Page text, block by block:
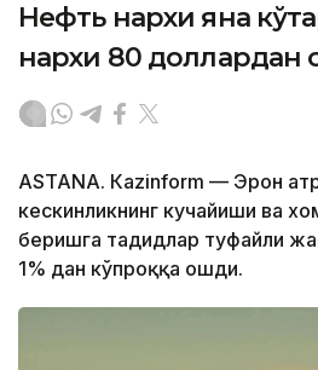
Нефть нархи яна
нархи 80 доллардан
ASTANА. Кazinform — Эрон
кескинликнинг кучайиши ва
беришга таҳдидлар туфайли
1% дан кўпроққа ошди.